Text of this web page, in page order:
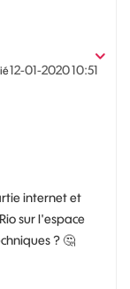
‎12-01-202010:51
internet et
sur l'espace
?🤔